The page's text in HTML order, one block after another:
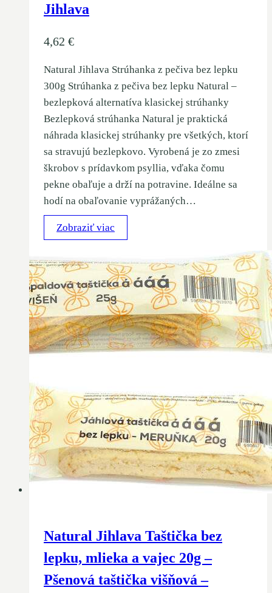
Jihlava
4,62 €
Natural Jihlava Strúhanka z pečiva bez lepku
300g Strúhanka z pečiva bez lepku Natural –
bezlepková alternatíva klasickej strúhanky
Bezlepková strúhanka Natural je praktická
náhrada klasickej strúhanky pre všetkých, ktorí
sa stravujú bezlepkovo. Vyrobená je zo zmesi
škrobov s prídavkom psyllia, vďaka čomu
pekne obaľuje a drží na potravine. Ideálne sa
hodí na obaľovanie vyprážaných…
Zobraziť viac
Natural Jihlava Taštička bez
lepku, mlieka a vajec 20g –
Pšenová taštička višňová –